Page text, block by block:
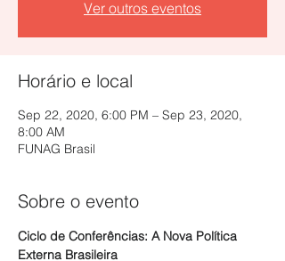
Ver outros eventos
Horário e local
Sep 22, 2020, 6:00 PM – Sep 23, 2020,
8:00 AM
FUNAG Brasil
Sobre o evento
Ciclo de Conferências: A Nova Política
Externa Brasileira